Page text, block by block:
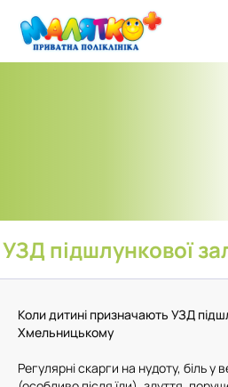
УЗД підшлункової
Коли дитині призначають УЗД
Хмельницькому
Регулярні скарги на нудоту, біль у